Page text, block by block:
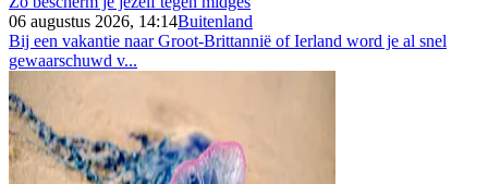
06 augustus 2026, 14:14Buitenland
Bij een vakantie naar Groot-Brittannië of Ierland word je al snel
gewaarschuwd v...